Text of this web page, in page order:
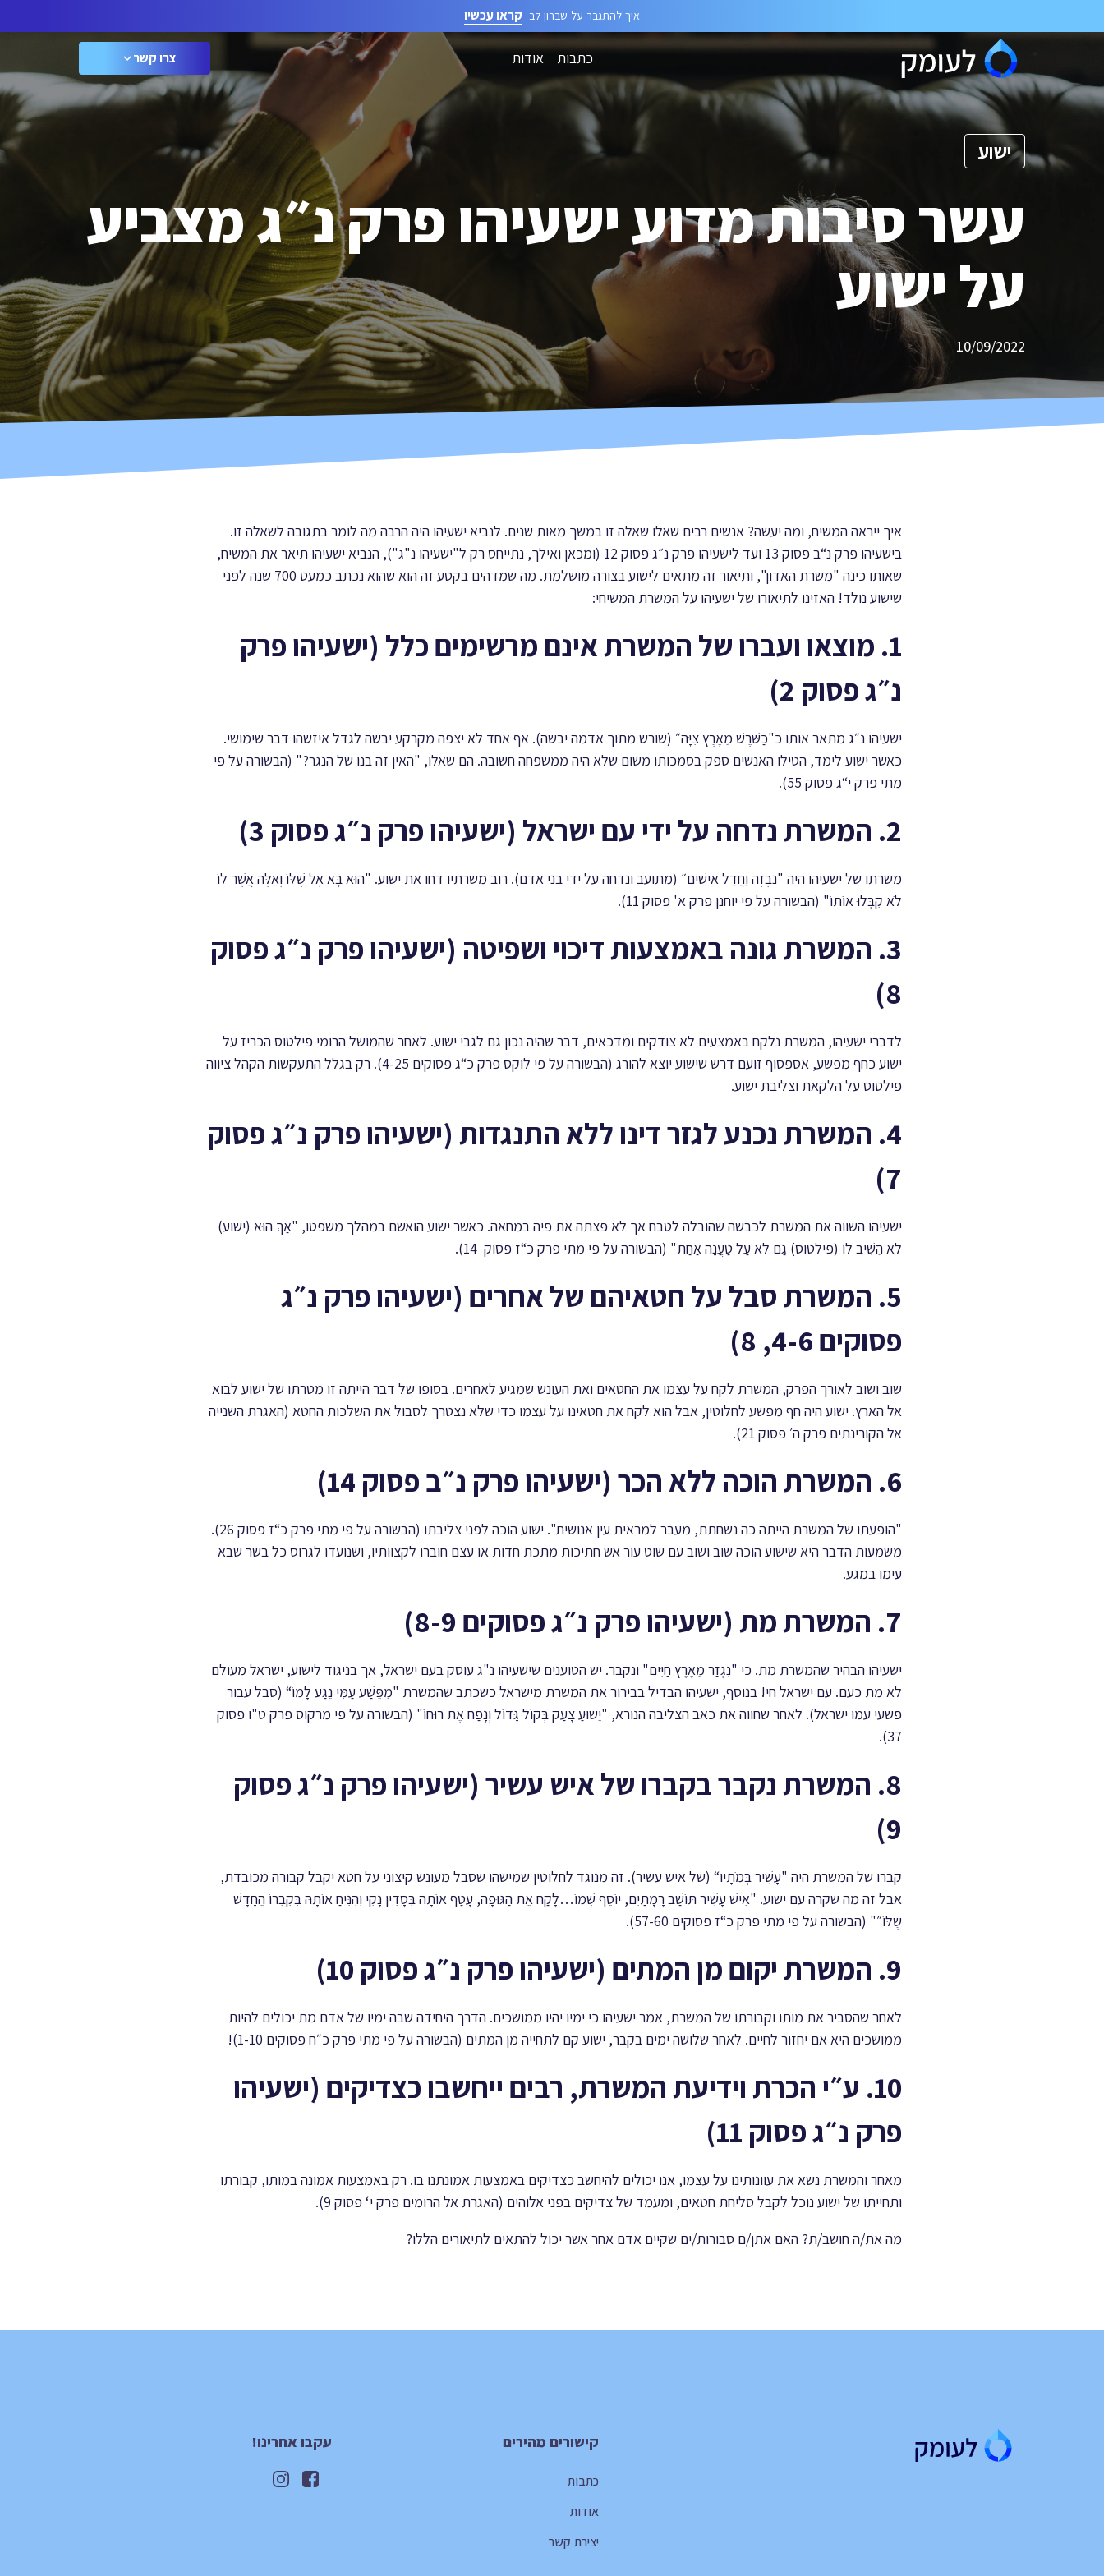
איך להתגבר על שברון לב קראו עכשיו
כתבות אודות צרו קשר
ישוע
עשר סיבות מדוע ישעיהו פרק נ״ג מצביע
על ישוע
10/09/2022
איך ייראה המשיח, ומה יעשה? אנשים רבים שאלו שאלה זו במשך מאות שנים. לנביא ישעיהו היה הרבה מה לומר בתגובה לשאלה זו.
בישעיהו פרק נ“ב פסוק 13 ועד לישעיהו פרק נ״ג פסוק 12 (ומכאן ואילך, נתייחס רק ל"ישעיהו נ"ג"), הנביא ישעיהו תיאר את המשיח,
שאותו כינה "משרת האדון", ותיאור זה מתאים לישוע בצורה מושלמת. מה שמדהים בקטע זה הוא שהוא נכתב כמעט 700 שנה לפני
שישוע נולד! האזינו לתיאורו של ישעיהו על המשרת המשיחי:
1. מוצאו ועברו של המשרת אינם מרשימים כלל (ישעיהו פרק
נ״ג פסוק 2)
ישעיהו נ״ג מתאר אותו כ"כַשֹּׁרֶשׁ מֵאֶרֶץ צִיָּה״ (שורש מתוך אדמה יבשה). אף אחד לא יצפה מקרקע יבשה לגדל איזשהו דבר שימושי.
כאשר ישוע לימד, הטילו האנשים ספק בסמכותו משום שלא היה ממשפחה חשובה. הם שאלו, "האין זה בנו של הנגר?" (הבשורה על פי
מתי פרק י“ג פסוק 55).
2. המשרת נדחה על ידי עם ישראל (ישעיהו פרק נ״ג פסוק 3)
משרתו של ישעיהו היה "נִבְזֶה וַחֲדַל אִישִׁים״ (מתועב ונדחה על ידי בני אדם). רוב משרתיו דחו את ישוע. "הוּא בָּא אֶל שֶׁלּוֹ וְאֵלֶּה אֲשֶׁר לוֹ
לֹא קִבְּלוּ אוֹתוֹ" (הבשורה על פי יוחנן פרק א' פסוק 11).
3. המשרת גונה באמצעות דיכוי ושפיטה (ישעיהו פרק נ״ג פסוק
8)
לדברי ישעיהו, המשרת נלקח באמצעים לא צודקים ומדכאים, דבר שהיה נכון גם לגבי ישוע. לאחר שהמושל הרומי פילטוס הכריז על
ישוע כחף מפשע, אספסוף זועם דרש שישוע יוצא להורג (הבשורה על פי לוקס פרק כ“ג פסוקים 4-25). רק בגלל התעקשות הקהל ציווה
פילטוס על הלקאת וצליבת ישוע.
4. המשרת נכנע לגזר דינו ללא התנגדות (ישעיהו פרק נ״ג פסוק
7)
ישעיהו השווה את המשרת לכבשה שהובלה לטבח אך לא פצתה את פיה במחאה. כאשר ישוע הואשם במהלך משפטו, "אַךְ הוּא (ישוע)
לֹא הֵשִׁיב לוֹ (פילטוס) גַּם לֹא עַל טַעֲנָה אַחַת" (הבשורה על פי מתי פרק כ“ז פסוק 14).
5. המשרת סבל על חטאיהם של אחרים (ישעיהו פרק נ״ג
פסוקים 4-6, 8)
שוב ושוב לאורך הפרק, המשרת לקח על עצמו את החטאים ואת העונש שמגיע לאחרים. בסופו של דבר הייתה זו מטרתו של ישוע לבוא
אל הארץ. ישוע היה חף מפשע לחלוטין, אבל הוא לקח את חטאינו על עצמו כדי שלא נצטרך לסבול את השלכות החטא (האגרת השנייה
אל הקורינתים פרק ה׳ פסוק 21).
6. המשרת הוכה ללא הכר (ישעיהו פרק נ״ב פסוק 14)
"הופעתו של המשרת הייתה כה נשחתת, מעבר למראית עין אנושית". ישוע הוכה לפני צליבתו (הבשורה על פי מתי פרק כ“ז פסוק 26).
משמעות הדבר היא שישוע הוכה שוב ושוב עם שוט עור אש חתיכות מתכת חדות או עצם חוברו לקצוותיו, ושנועדו לגרוס כל בשר שבא
עימו במגע.
7. המשרת מת (ישעיהו פרק נ״ג פסוקים 8-9)
ישעיהו הבהיר שהמשרת מת. כי "נִגְזַר מֵאֶרֶץ חַיִּים" ונקבר. יש הטוענים שישעיהו נ"ג עוסק בעם ישראל, אך בניגוד לישוע, ישראל מעולם
לא מת כעם. עם ישראל חי! בנוסף, ישעיהו הבדיל בבירור את המשרת מישראל כשכתב שהמשרת "מִפֶּשַׁע עַמִּי נֶגַע לָמוֹ“ (סבל עבור
פשעי עמו ישראל). לאחר שחווה את כאב הצליבה הנורא, "יֵשׁוּעַ צָעַק בְּקוֹל גָּדוֹל וְנָפַח אֶת רוּחוֹ" (הבשורה על פי מרקוס פרק ט"ו פסוק
37).
8. המשרת נקבר בקברו של איש עשיר (ישעיהו פרק נ״ג פסוק
9)
קברו של המשרת היה "עָשִׁיר בְּמֹתָיו“ (של איש עשיר). זה מנוגד לחלוטין שמישהו שסבל מעונש קיצוני על חטא יקבל קבורה מכובדת,
אבל זה מה שקרה עם ישוע. "אִישׁ עָשִׁיר תּוֹשַׁב רָמָתַיִם, יוֹסֵף שְׁמוֹ…לָקַח אֶת הַגּוּפָה, עָטַף אוֹתָה בְּסָדִין נָקִי וְהִנִּיחַ אוֹתָהּ בְּקִבְרוֹ הֶחָדָשׁ
שֶׁלּוֹ״" (הבשורה על פי מתי פרק כ“ז פסוקים 57-60).
9. המשרת יקום מן המתים (ישעיהו פרק נ״ג פסוק 10)
לאחר שהסביר את מותו וקבורתו של המשרת, אמר ישעיהו כי ימיו יהיו ממושכים. הדרך היחידה שבה ימיו של אדם מת יכולים להיות
ממושכים היא אם יחזור לחיים. לאחר שלושה ימים בקבר, ישוע קם לתחייה מן המתים (הבשורה על פי מתי פרק כ״ח פסוקים 1-10)!
10. ע״י הכרת וידיעת המשרת, רבים ייחשבו כצדיקים (ישעיהו
פרק נ״ג פסוק 11)
מאחר והמשרת נשא את עוונותינו על עצמו, אנו יכולים להיחשב כצדיקים באמצעות אמונתנו בו. רק באמצעות אמונה במותו, קבורתו
ותחייתו של ישוע נוכל לקבל סליחת חטאים, ומעמד של צדיקים בפני אלוהים (האגרת אל הרומים פרק י‘ פסוק 9).
מה את/ה חושב/ת? האם אתן/ם סבורות/ים שקיים אדם אחר אשר יכול להתאים לתיאורים הללו?
קישורים מהירים
כתבות
אודות
יצירת קשר
עקבו אחרינו!